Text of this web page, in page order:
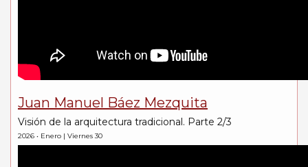
Juan Manuel Báez Mezquita
Visión de la arquitectura tradicional. Parte 2/3
2026 • Enero | Viernes 30